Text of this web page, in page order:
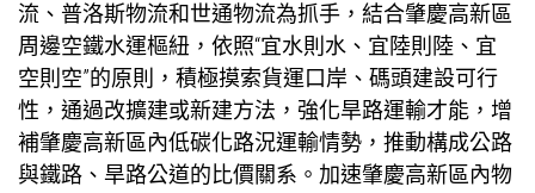
流、普洛斯物流和世通物流為抓手，結合肇慶高新區
周邊空鐵水運樞紐，依照“宜水則水、宜陸則陸、宜
空則空”的原則，積極摸索貨運口岸、碼頭建設可行
性，通過改擴建或新建方法，強化旱路運輸才能，增
補肇慶高新區內低碳化路況運輸情勢，推動構成公路
與鐵路、旱路公道的比價關系。加速肇慶高新區內物